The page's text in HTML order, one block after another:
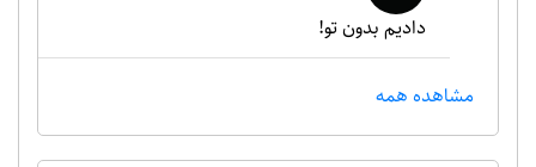
دادیم بدون تو!
مشاهده همه